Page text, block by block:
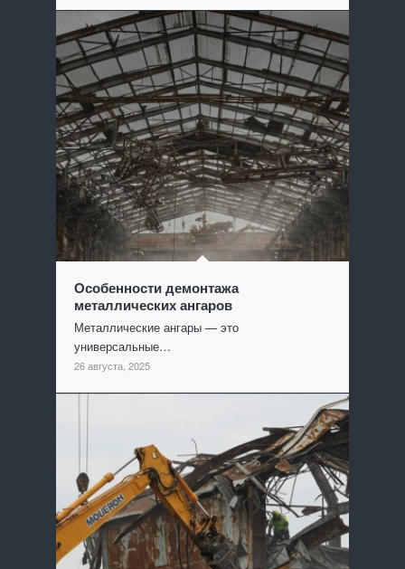
Особенности демонтажа
металлических ангаров
Металлические ангары — это
универсальные…
26 августа, 2025